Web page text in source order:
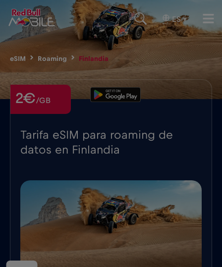
ES ▾
eSIM Roaming Finlandia
Tarifa eSIM para roaming de
datos en Finlandia
2€/GB